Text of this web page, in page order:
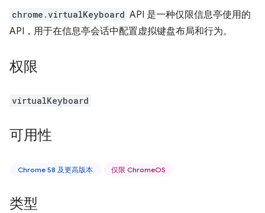
chrome.virtualKeyboard API 是一种仅限信息亭使用的
API，用于在信息亭会话中配置虚拟键盘布局和行为。
权限
virtualKeyboard
可用性
Chrome 58 及更高版本 仅限 ChromeOS
类型